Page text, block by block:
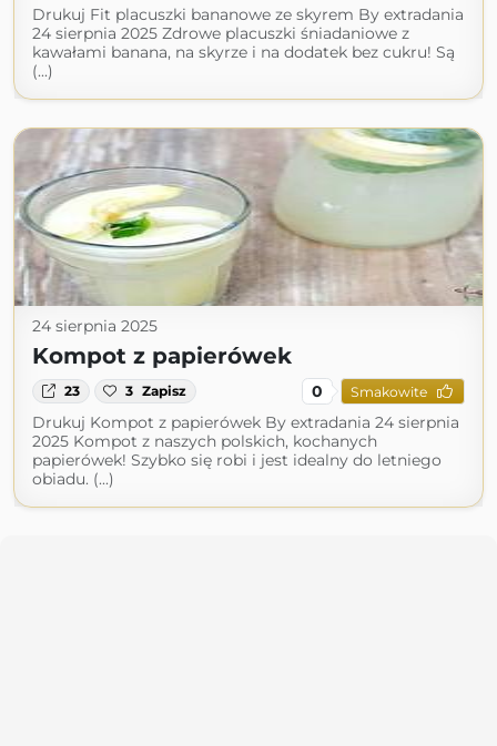
Drukuj Fit placuszki bananowe ze skyrem By extradania
24 sierpnia 2025 Zdrowe placuszki śniadaniowe z
kawałami banana, na skyrze i na dodatek bez cukru! Są
(...)
24 sierpnia 2025
Kompot z papierówek
23 3 Zapisz 0 Smakowite
Drukuj Kompot z papierówek By extradania 24 sierpnia
2025 Kompot z naszych polskich, kochanych
papierówek! Szybko się robi i jest idealny do letniego
obiadu. (...)